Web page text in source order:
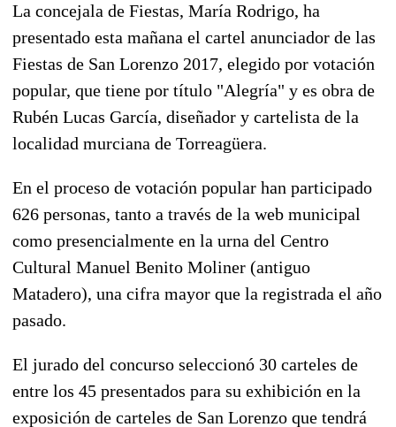
La concejala de Fiestas, María Rodrigo, ha
presentado esta mañana el cartel anunciador de las
Fiestas de San Lorenzo 2017, elegido por votación
popular, que tiene por título "Alegría" y es obra de
Rubén Lucas García, diseñador y cartelista de la
localidad murciana de Torreagüera.
En el proceso de votación popular han participado
626 personas, tanto a través de la web municipal
como presencialmente en la urna del Centro
Cultural Manuel Benito Moliner (antiguo
Matadero), una cifra mayor que la registrada el año
pasado.
El jurado del concurso seleccionó 30 carteles de
entre los 45 presentados para su exhibición en la
exposición de carteles de San Lorenzo que tendrá